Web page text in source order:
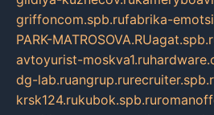
griffoncom.spb.rufabrika-
PARK-MATROSOVA.RU
avtoyurist-moskva1.ru
dg-lab.ruangrup.ru
krsk124.rukubok.spb.ru